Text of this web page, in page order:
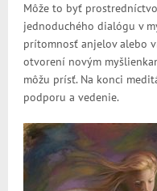
Môže to byť
jednoduchého dialógu v
prítomnosť anjelov alebo
otvorení novým
môžu prísť. Na konci
podporu a vedenie.